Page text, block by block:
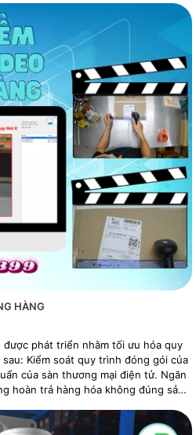
HÀNG
phát triển nhằm tối ưu hóa quy
Kiểm soát quy trình đóng gói của
của sàn thương mại điện tử. Ngăn
hoàn trả hàng hóa không đúng sản